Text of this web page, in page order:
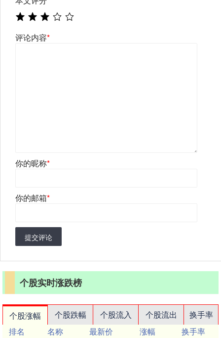
评论内容*
你的昵称*
你的邮箱*
提交评论
个股实时涨跌榜
个股涨幅 个股跌幅 个股流入 个股流出
换手率
排名
名称 最新价 涨幅
换手率